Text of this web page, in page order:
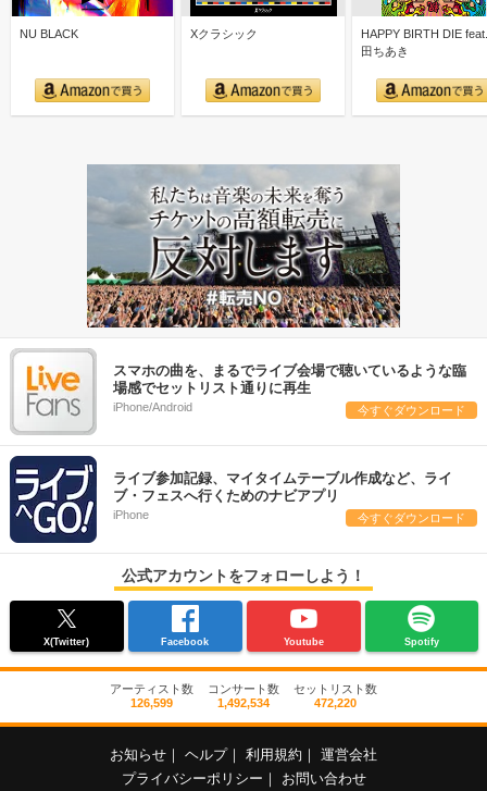
NU BLACK Xクラシック
HAPPY BIRTH DIE
田ちあき
スマホの曲を、まるでライブ会場で聴いているような臨
場感でセットリスト通りに再生
iPhone/Android 今すぐダウンロード
ライブ参加記録、マイタイムテーブル作成など、ライ
ブ・フェスへ行くためのナビアプリ
iPhone 今すぐダウンロード
公式アカウントをフォローしよう！
X(Twitter) Facebook Youtube Spotify
アーティスト数
126,599
コンサート数
1,492,534
セットリスト数
472,220
お知らせ ヘルプ 利用規約
運営会社
プライバシーポリシー
お問い合わせ